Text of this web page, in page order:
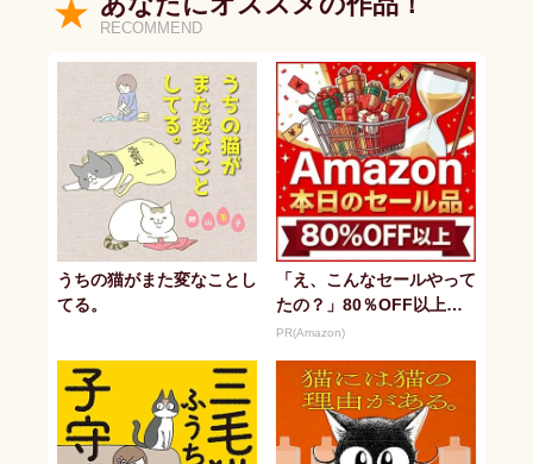
RECOMMEND
うちの猫がまた変なことし
てる。
「え、こんなセールやって
たの？」80％OFF以上が
続々登場！Amazonの本気
PR(Amazon)